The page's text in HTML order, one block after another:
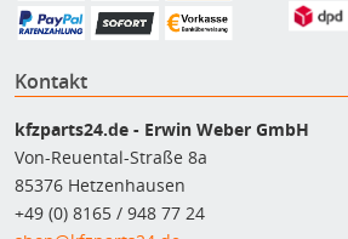
Kontakt
kfzparts24.de - Erwin Weber GmbH
Von-Reuental-Straße 8a
85376 Hetzenhausen
+49 (0) 8165 / 948 77 24